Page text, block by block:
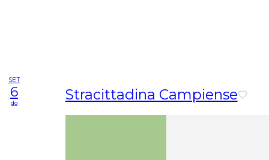
SET
6
do Stracittadina Campiense